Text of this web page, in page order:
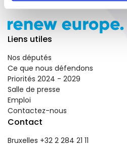
Liens utiles
Nos députés
Ce que nous défendons
Priorités 2024 - 2029
Salle de presse
Emploi
Contactez-nous
Contact
Bruxelles +32 2 284 21 11